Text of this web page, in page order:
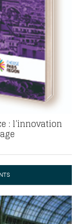
: l’innovation